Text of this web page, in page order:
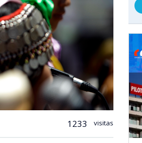
1233 visitas